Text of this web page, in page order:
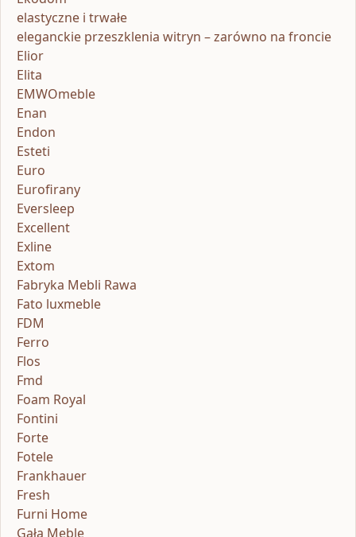
elastyczne i trwałe
eleganckie przeszklenia witryn – zarówno na froncie
Elior
Elita
EMWOmeble
Enan
Endon
Esteti
Euro
Eurofirany
Eversleep
Excellent
Exline
Extom
Fabryka Mebli Rawa
Fato luxmeble
FDM
Ferro
Flos
Fmd
Foam Royal
Fontini
Forte
Fotele
Frankhauer
Fresh
Furni Home
Gała Meble